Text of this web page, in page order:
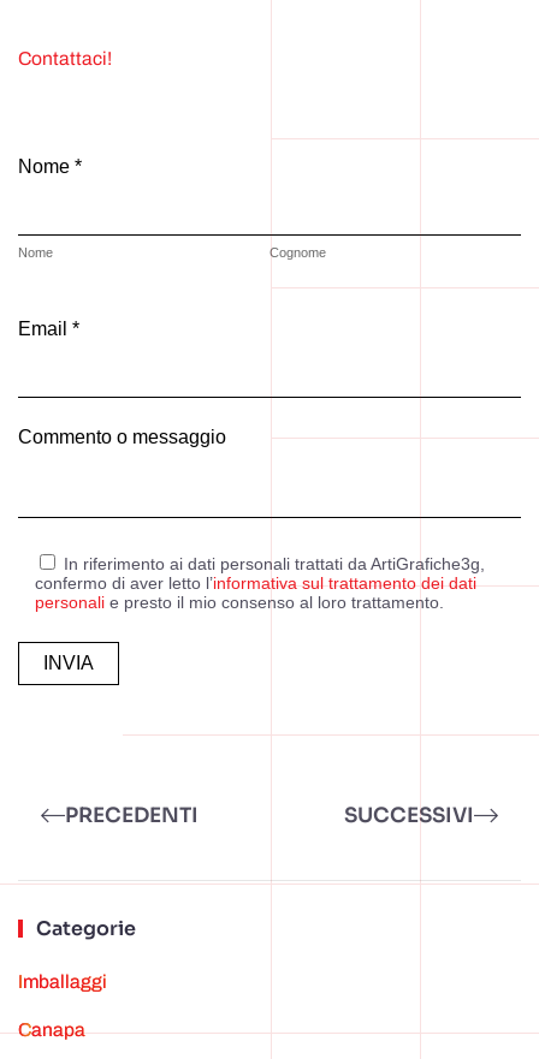
Contattaci!
Nome *
Nome Cognome
Email *
Commento o messaggio
In riferimento ai dati personali trattati da ArtiGrafiche3g,
confermo di aver letto l’informativa sul trattamento dei dati
personali e presto il mio consenso al loro trattamento.
PRECEDENTI SUCCESSIVI
Categorie
Imballaggi
canapa